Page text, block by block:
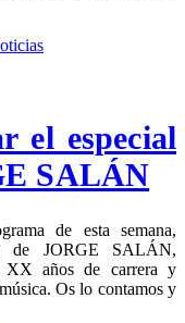
el especial
SALÁN
de esta semana,
de JORGE SALÁN,
XX años de carrera y
Os lo contamos y